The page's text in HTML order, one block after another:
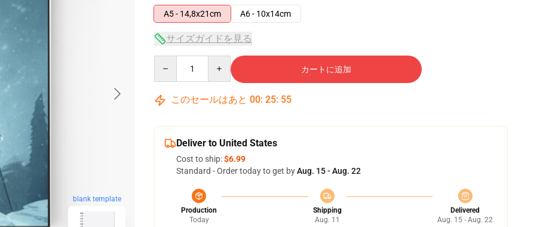
blank template
A5 - 14,8x21cm
A6 - 10x14cm
サイズガイドを見る
カートに追加
このセールはあと 00: 25: 54
Deliver to United States
Cost to ship:$6.99
Standard - Order today to get byAug. 15 - Aug. 22
Production
Today
Shipping
Aug. 11
Delivered
Aug. 15 - Aug. 22